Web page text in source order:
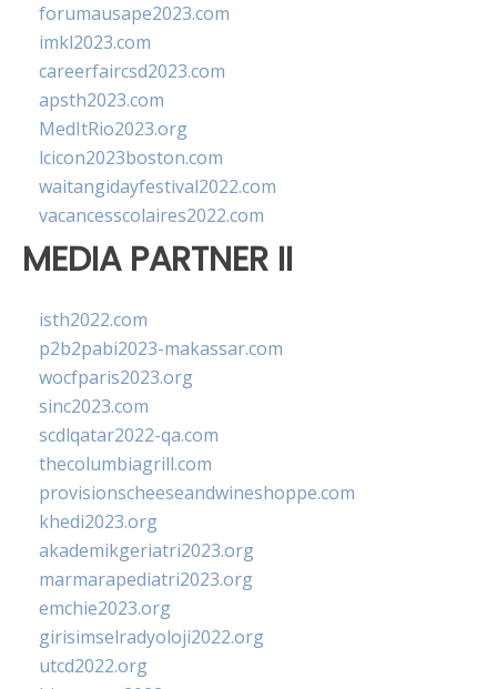
forumausape2023.com
imkl2023.com
careerfaircsd2023.com
apsth2023.com
MedItRio2023.org
lcicon2023boston.com
waitangidayfestival2022.com
vacancesscolaires2022.com
MEDIA PARTNER II
isth2022.com
p2b2pabi2023-makassar.com
wocfparis2023.org
sinc2023.com
scdlqatar2022-qa.com
thecolumbiagrill.com
provisionscheeseandwineshoppe.com
khedi2023.org
akademikgeriatri2023.org
marmarapediatri2023.org
emchie2023.org
girisimselradyoloji2022.org
utcd2022.org